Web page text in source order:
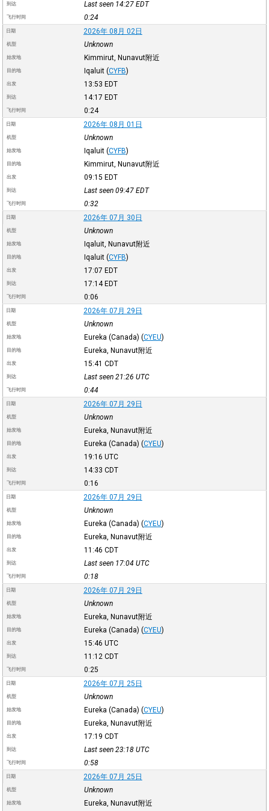
到达 Last seen 14:27 EDT
飞行时间 0:24
日期 2026年 08月 02日
机型 Unknown
始发地 Kimmirut, Nunavut附近
目的地 Iqaluit (CYFB)
出发 13:53 EDT
到达 14:17 EDT
飞行时间 0:24
日期 2026年 08月 01日
机型 Unknown
始发地 Iqaluit (CYFB)
目的地 Kimmirut, Nunavut附近
出发 09:15 EDT
到达 Last seen 09:47 EDT
飞行时间 0:32
日期 2026年 07月 30日
机型 Unknown
始发地 Iqaluit, Nunavut附近
目的地 Iqaluit (CYFB)
出发 17:07 EDT
到达 17:14EDT
飞行时间 0:06
日期 2026年 07月 29日
机型 Unknown
始发地 Eureka (Canada) (CYEU)
目的地 Eureka, Nunavut附近
出发 15:41 CDT
到达 Last seen 21:26 UTC
飞行时间 0:44
日期 2026年 07月 29日
机型 Unknown
始发地 Eureka, Nunavut附近
目的地 Eureka (Canada) (CYEU)
出发 19:16 UTC
到达 14:33 CDT
飞行时间 0:16
日期 2026年 07月 29日
机型 Unknown
始发地 Eureka (Canada) (CYEU)
目的地 Eureka, Nunavut附近
出发 11:46 CDT
到达 Last seen 17:04 UTC
飞行时间 0:18
日期 2026年 07月 29日
机型 Unknown
始发地 Eureka, Nunavut附近
目的地 Eureka (Canada) (CYEU)
出发 15:46 UTC
到达 11:12 CDT
飞行时间 0:25
日期 2026年 07月 25日
机型 Unknown
始发地 Eureka (Canada) (CYEU)
目的地 Eureka, Nunavut附近
出发 17:19 CDT
到达 Last seen 23:18 UTC
飞行时间 0:58
日期 2026年 07月 25日
机型 Unknown
始发地 Eureka, Nunavut附近